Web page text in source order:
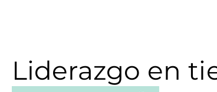
Liderazgo en